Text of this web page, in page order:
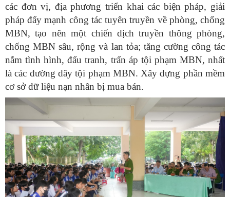
các đơn vị, địa phương triển khai các biện pháp, giải
pháp đẩy mạnh công tác tuyên truyền về phòng, chống
MBN, tạo nên một chiến dịch truyền thông phòng,
chống MBN sâu, rộng và lan tỏa; tăng cường công tác
nắm tình hình, đấu tranh, trấn áp tội phạm MBN, nhất
là các đường dây tội phạm MBN. Xây dựng phần mềm
cơ sở dữ liệu nạn nhân bị mua bán.